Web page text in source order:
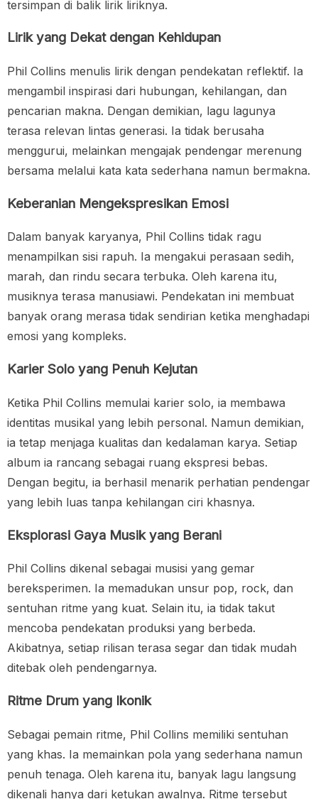
tersimpan di balik lirik liriknya.
Lirik yang Dekat dengan Kehidupan
Phil Collins menulis lirik dengan pendekatan reflektif. Ia
mengambil inspirasi dari hubungan, kehilangan, dan
pencarian makna. Dengan demikian, lagu lagunya
terasa relevan lintas generasi. Ia tidak berusaha
menggurui, melainkan mengajak pendengar merenung
bersama melalui kata kata sederhana namun bermakna.
Keberanian Mengekspresikan Emosi
Dalam banyak karyanya, Phil Collins tidak ragu
menampilkan sisi rapuh. Ia mengakui perasaan sedih,
marah, dan rindu secara terbuka. Oleh karena itu,
musiknya terasa manusiawi. Pendekatan ini membuat
banyak orang merasa tidak sendirian ketika menghadapi
emosi yang kompleks.
Karier Solo yang Penuh Kejutan
Ketika Phil Collins memulai karier solo, ia membawa
identitas musikal yang lebih personal. Namun demikian,
ia tetap menjaga kualitas dan kedalaman karya. Setiap
album ia rancang sebagai ruang ekspresi bebas.
Dengan begitu, ia berhasil menarik perhatian pendengar
yang lebih luas tanpa kehilangan ciri khasnya.
Eksplorasi Gaya Musik yang Berani
Phil Collins dikenal sebagai musisi yang gemar
bereksperimen. Ia memadukan unsur pop, rock, dan
sentuhan ritme yang kuat. Selain itu, ia tidak takut
mencoba pendekatan produksi yang berbeda.
Akibatnya, setiap rilisan terasa segar dan tidak mudah
ditebak oleh pendengarnya.
Ritme Drum yang Ikonik
Sebagai pemain ritme, Phil Collins memiliki sentuhan
yang khas. Ia memainkan pola yang sederhana namun
penuh tenaga. Oleh karena itu, banyak lagu langsung
dikenali hanya dari ketukan awalnya. Ritme tersebut